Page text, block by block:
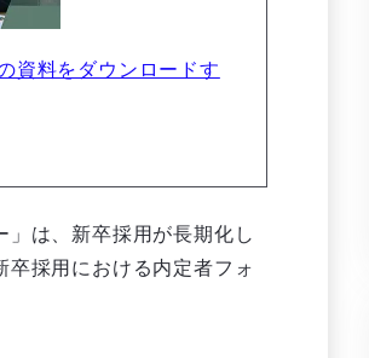
資料をダウンロードす
」は、新卒採用が長期化し
卒採用における内定者フォ